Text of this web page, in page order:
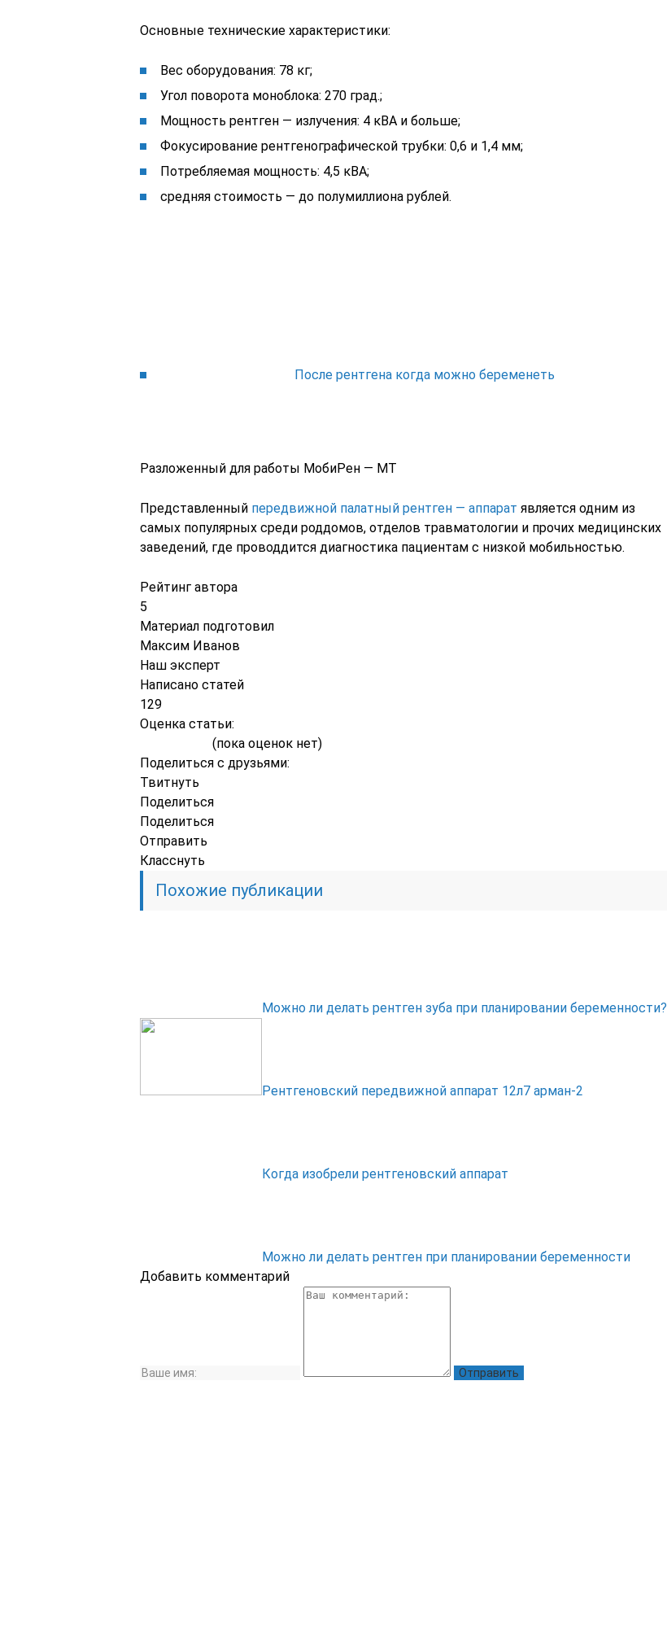
Основные технические характеристики:
Вес оборудования: 78 кг;
Угол поворота моноблока: 270 град.;
Мощность рентген — излучения: 4 кВА и больше;
Фокусирование рентгенографической трубки: 0,6 и 1,4 мм;
Потребляемая мощность: 4,5 кВА;
средняя стоимость — до полумиллиона рублей.
После рентгена когда можно беременеть
Разложенный для работы МобиРен — МТ
Представленный передвижной палатный рентген — аппарат является одним из
самых популярных среди роддомов, отделов травматологии и прочих медицинских
заведений, где проводдится диагностика пациентам с низкой мобильностью.
Рейтинг автора
5
Материал подготовил
Максим Иванов
Наш эксперт
Написано статей
129
Оценка статьи:
(пока оценок нет)
Поделиться с друзьями:
Твитнуть
Поделиться
Поделиться
Отправить
Класснуть
Похожие публикации
Можно ли делать рентген зуба при планировании беременности?
Рентгеновский передвижной аппарат 12л7 арман-2
Когда изобрели рентгеновский аппарат
Можно ли делать рентген при планировании беременности
Добавить комментарий